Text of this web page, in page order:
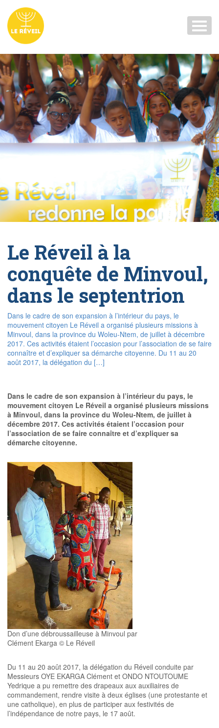
Le Réveil à la
conquête de Minvoul,
dans le septentrion
Dans le cadre de son expansion à l’intérieur du pays, le
mouvement citoyen Le Réveil a organisé plusieurs missions à
Minvoul, dans la province du Woleu-Ntem, de juillet à décembre
2017. Ces activités étaient l’occasion pour l’association de se faire
connaître et d’expliquer sa démarche citoyenne. Du 11 au 20
août 2017, la délégation du […]
Dans le cadre de son expansion à l’intérieur du pays, le
mouvement citoyen Le Réveil a organisé plusieurs missions
à Minvoul, dans la province du Woleu-Ntem, de juillet à
décembre 2017. Ces activités étaient l’occasion pour
l’association de se faire connaître et d’expliquer sa
démarche citoyenne.
Don d’une débroussailleuse à Minvoul par
Clément Ekarga © Le Réveil
Du 11 au 20 août 2017, la délégation du Réveil conduite par
Messieurs OYE EKARGA Clément et ONDO NTOUTOUME
Yedrique a pu remettre des drapeaux aux auxiliaires de
commandement, rendre visite à deux églises (une protestante et
une catholique), en plus de participer aux festivités de
l’indépendance de notre pays, le 17 août.